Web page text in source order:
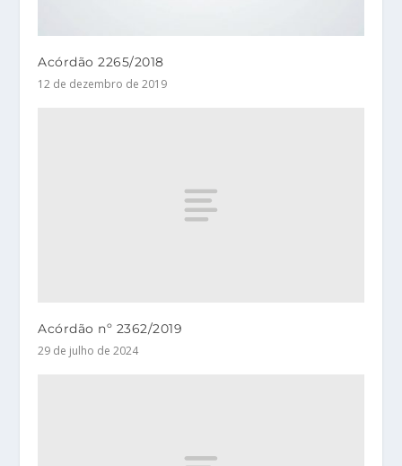
Acórdão 2265/2018
12 de dezembro de 2019
Acórdão nº 2362/2019
29 de julho de 2024